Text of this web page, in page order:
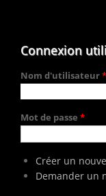
Connexion
Nom d'utilisateur*
Mot de passe *
Créer un
Demander un